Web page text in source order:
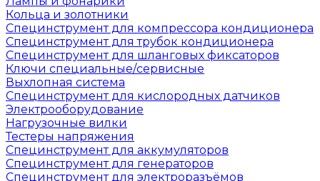
Кольца и золотники
Специнструмент для компрессора кондиционера
Специнструмент для трубок кондиционера
Специнструмент для шланговых фиксаторов
Ключи специальные/сервисные
Выхлопная система
Специнструмент для кислородных датчиков
Электрооборудование
Нагрузочные вилки
Тестеры напряжения
Специнструмент для аккумуляторов
Специнструмент для генераторов
Специнструмент для электроразъёмов